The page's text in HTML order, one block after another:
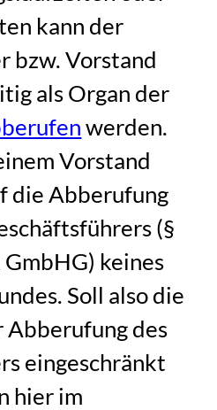
kann der
bzw. Vorstand
als Organ der
werden.
Vorstand
die Abberufung
(§
keines
Soll also die
des
eingeschränkt
hier im